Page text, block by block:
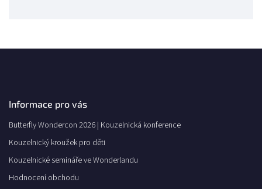
Informace pro vás
Butterfly Wondercon 2026 | Kouzelnická konference
Kouzelnický kroužek pro děti
Kouzelnické semináře ve Wonderlandu
Hodnocení obchodu